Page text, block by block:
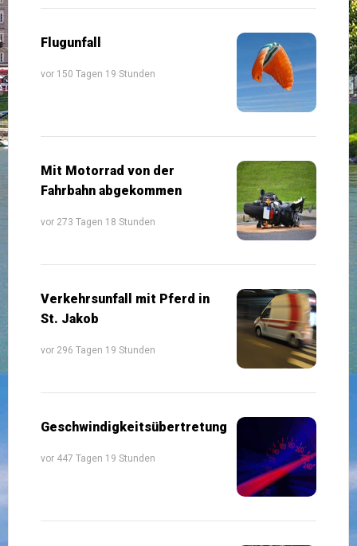
Flugunfall
vor 150 Tagen 19 Stunden
Mit Motorrad von der
Fahrbahn abgekommen
vor 273 Tagen 18 Stunden
Verkehrsunfall mit Pferd in
St. Jakob
vor 296 Tagen 19 Stunden
Geschwindigkeitsübertretung
vor 447 Tagen 19 Stunden